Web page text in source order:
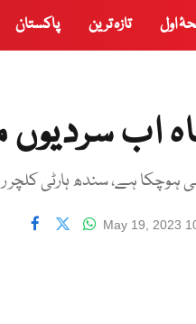
اول تازہ ترین پاکستان
اب
ہوچکا ہے، سندھ ہارٹی
May 19, 2023